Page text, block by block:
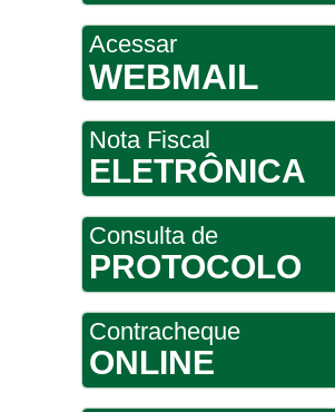
Acessar
WEBMAIL
Nota Fiscal
ELETRÔNICA
Consulta de
PROTOCOLO
Contracheque
ONLINE